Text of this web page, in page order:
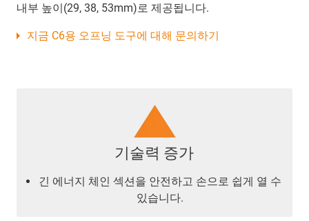
내부 높이(29, 38, 53mm)로 제공됩니다.
지금 C6용 오프닝 도구에 대해 문의하기
기술력 증가
긴 에너지 체인 섹션을 안전하고 손으로 쉽게 열 수
있습니다.